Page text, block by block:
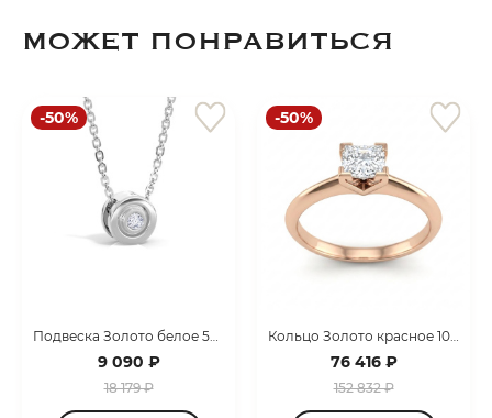
МОЖЕТ ПОНРАВИТЬСЯ
-50%
Подвеска Золото белое 50551
9 090 ₽
18 179 ₽
-50%
Кольцо Золото красное 10825-0100-6027
76 416 ₽
152 832 ₽